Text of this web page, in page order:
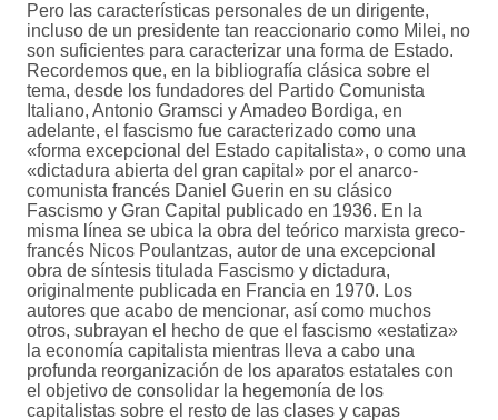
Pero las características personales de un dirigente,
incluso de un presidente tan reaccionario como Milei, no
son suficientes para caracterizar una forma de Estado.
Recordemos que, en la bibliografía clásica sobre el
tema, desde los fundadores del Partido Comunista
Italiano, Antonio Gramsci y Amadeo Bordiga, en
adelante, el fascismo fue caracterizado como una
«forma excepcional del Estado capitalista», o como una
«dictadura abierta del gran capital» por el anarco-
comunista francés Daniel Guerin en su clásico
Fascismo y Gran Capital publicado en 1936. En la
misma línea se ubica la obra del teórico marxista greco-
francés Nicos Poulantzas, autor de una excepcional
obra de síntesis titulada Fascismo y dictadura,
originalmente publicada en Francia en 1970. Los
autores que acabo de mencionar, así como muchos
otros, subrayan el hecho de que el fascismo «estatiza»
la economía capitalista mientras lleva a cabo una
profunda reorganización de los aparatos estatales con
el objetivo de consolidar la hegemonía de los
capitalistas sobre el resto de las clases y capas